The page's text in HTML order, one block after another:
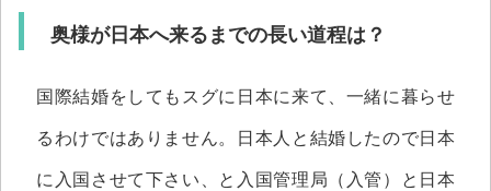
奥様が日本へ来るまでの長い道程は？
国際結婚をしてもスグに日本に来て、一緒に暮らせ
るわけではありません。日本人と結婚したので日本
に入国させて下さい、と入国管理局（入管）と日本